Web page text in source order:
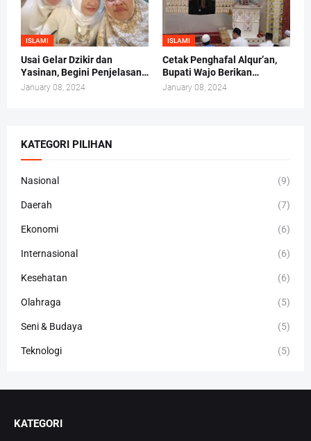
ISLAMI
Usai Gelar Dzikir dan
Yasinan, Begini Penjelasan
Andi Irma Mappanyukki
January 08, 2024
ISLAMI
Cetak Penghafal Alqur’an,
Bupati Wajo Berikan
Bantuan Buku At-Taisir
January 08, 2024
KATEGORI PILIHAN
Nasional (9)
Daerah (7)
Ekonomi (6)
Internasional (6)
Kesehatan (6)
Olahraga (5)
Seni & Budaya (5)
Teknologi (5)
KATEGORI